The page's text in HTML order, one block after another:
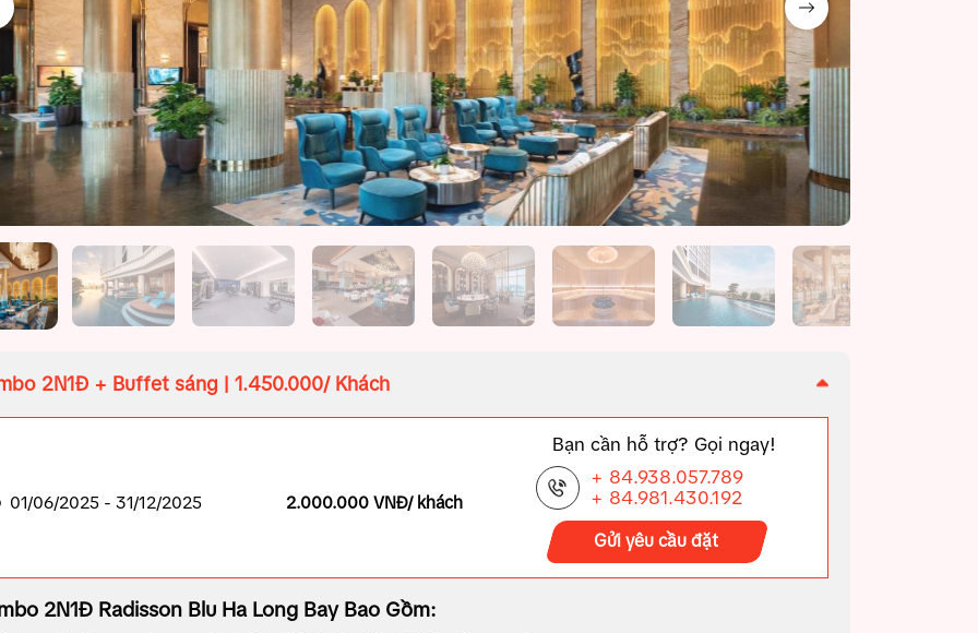
2N1Đ + Buffet sáng | 1.450.000/ Khách
01/06/2025 - 31/12/2025 2.000.000 VNĐ/ khách
Bạn cần hỗ trợ? Gọi ngay!
+ 84.938.057.789
+ 84.981.430.192
Gửi yêu cầu đặt
2N1Đ Radisson Blu Ha Long Bay Bao Gồm: